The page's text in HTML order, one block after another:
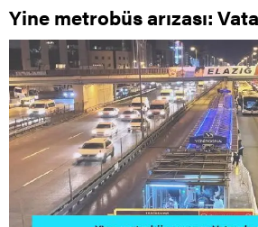
Yine metrobüs arızası: